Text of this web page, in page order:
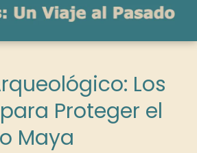
Los
Proteger el
Maya